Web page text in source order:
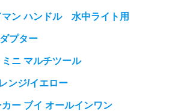
マン ハンドル 水中ライト用
プター
ニ マルチツール
ンジ/イエロー
ー ブイ オールインワン